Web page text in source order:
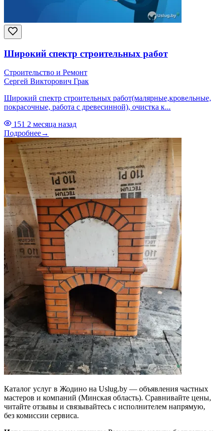
Широкий спектр строительных работ
Строительство и Ремонт
Сергей Викторович Грак
Широкий спектр строительных работ(малярные,кровельные,
покрасочные, работа с древесинной), очистка к...
151 2 месяца назад
Подробнее→
Каталог услуг в Жодино на Uslug.by — объявления частных
мастеров и компаний (Минская область). Сравнивайте цены,
читайте отзывы и связывайтесь с исполнителем напрямую,
без комиссии сервиса.